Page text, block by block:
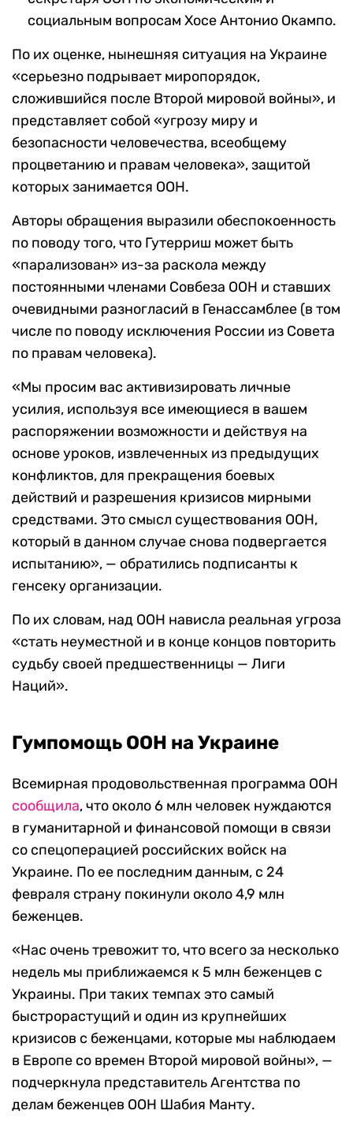
социальным вопросам Хосе Антонио Окампо.
По их оценке, нынешняя ситуация на Украине
«серьезно подрывает миропорядок,
сложившийся после Второй мировой войны», и
представляет собой «угрозу миру и
безопасности человечества, всеобщему
процветанию и правам человека», защитой
которых занимается ООН.
Авторы обращения выразили обеспокоенность
по поводу того, что Гутерриш может быть
«парализован» из-за раскола между
постоянными членами Совбеза ООН и ставших
очевидными разногласий в Генассамблее (в том
числе по поводу исключения России из Совета
по правам человека).
«Мы просим вас активизировать личные
усилия, используя все имеющиеся в вашем
распоряжении возможности и действуя на
основе уроков, извлеченных из предыдущих
конфликтов, для прекращения боевых
действий и разрешения кризисов мирными
средствами. Это смысл существования ООН,
который в данном случае снова подвергается
испытанию», — обратились подписанты к
генсеку организации.
По их словам, над ООН нависла реальная угроза
«стать неуместной и в конце концов повторить
судьбу своей предшественницы — Лиги
Наций».
Гумпомощь ООН на Украине
Всемирная продовольственная программа ООН
сообщила, что около 6 млн человек нуждаются
в гуманитарной и финансовой помощи в связи
со спецоперацией российских войск на
Украине. По ее последним данным, с 24
февраля страну покинули около 4,9 млн
беженцев.
«Нас очень тревожит то, что всего за несколько
недель мы приближаемся к 5 млн беженцев с
Украины. При таких темпах это самый
быстрорастущий и один из крупнейших
кризисов с беженцами, которые мы наблюдаем
в Европе со времен Второй мировой войны», —
подчеркнула представитель Агентства по
делам беженцев ООН Шабия Манту.